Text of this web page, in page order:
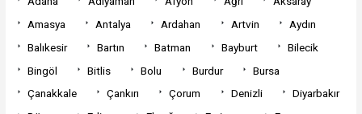
Amasya
Antalya Ardahan Artvin
Aydın
Balıkesir
Bartın Batman Bayburt
Bilecik
Bingöl
Bitlis Bolu Burdur
Bursa
Çanakkale
Çankırı Çorum Denizli
Diyarbakır